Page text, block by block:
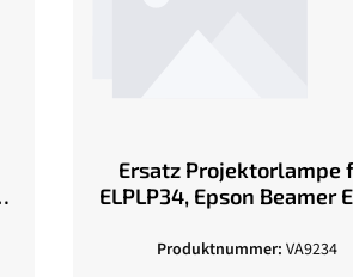
Ersatz Projektorlampe
ELPLP34, Epson Beamer
Produktnummer: VA9234